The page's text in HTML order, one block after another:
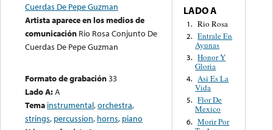
Cuerdas De Pepe Guzman
Artista aparece en los medios de
comunicación Rio Rosa Conjunto De
Cuerdas De Pepe Guzman
Formato de grabación33
Lado A:A
Tema instrumental,orchestra,
strings, percussion, horns, piano
LADO A
1. Rio Rosa
2. Entrale En
Ayunas
3. Honor Y
Gloria
4. Asi Es La
Vida
5. Flor De
Mexico
6. Morir Por